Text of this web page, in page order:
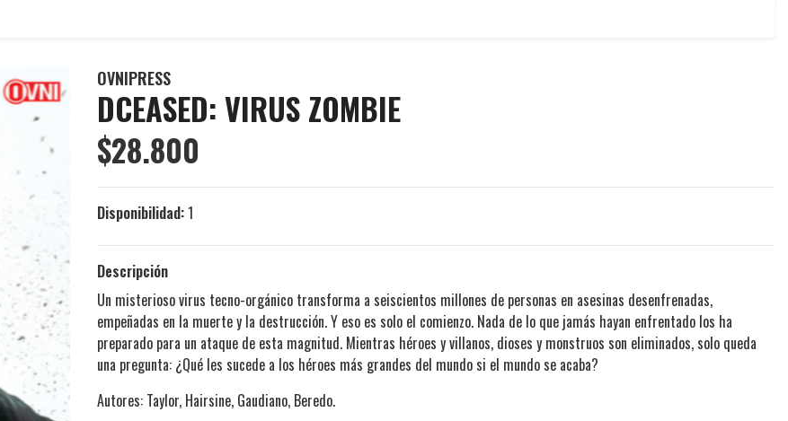
OVNIPRESS
DCEASED: VIRUS ZOMBIE
$28.800
Disponibilidad:1
Descripción
Un misterioso virus tecno-orgánico transforma a seiscientos millones de personas en asesinas desenfrenadas,
empeñadas en la muerte y la destrucción. Y eso es solo el comienzo. Nada de lo que jamás hayan enfrentado los ha
preparado para un ataque de esta magnitud. Mientras héroes y villanos, dioses y monstruos son eliminados, solo queda
una pregunta: ¿Qué les sucede a los héroes más grandes del mundo si el mundo se acaba?
Autores: Taylor, Hairsine, Gaudiano, Beredo.